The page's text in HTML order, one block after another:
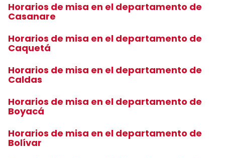
Horarios de misa en el departamento de
Casanare
Horarios de misa en el departamento de
Caquetá
Horarios de misa en el departamento de
Caldas
Horarios de misa en el departamento de
Boyacá
Horarios de misa en el departamento de
Bolívar